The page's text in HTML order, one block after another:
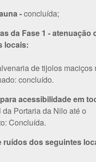
-concluída;
da Fase 1 - atenuação
locais:
de tijolos maciços
concluído.
acessibilidade em
Portaria da Nilo até o
Concluída.
ruídos dos seguintes